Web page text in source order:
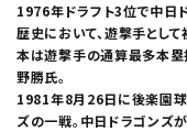
1976年ドラフト3位で中日
歴史において、遊撃手とし
本は遊撃手の通算最多本塁
野勝氏。
1981年8月26日に後楽園
ズの一戦。中日ドラゴンズ